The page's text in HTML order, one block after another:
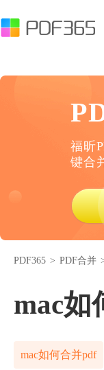
福昕
键合
PDF365 > PDF合并
mac如
mac如何合并pdf